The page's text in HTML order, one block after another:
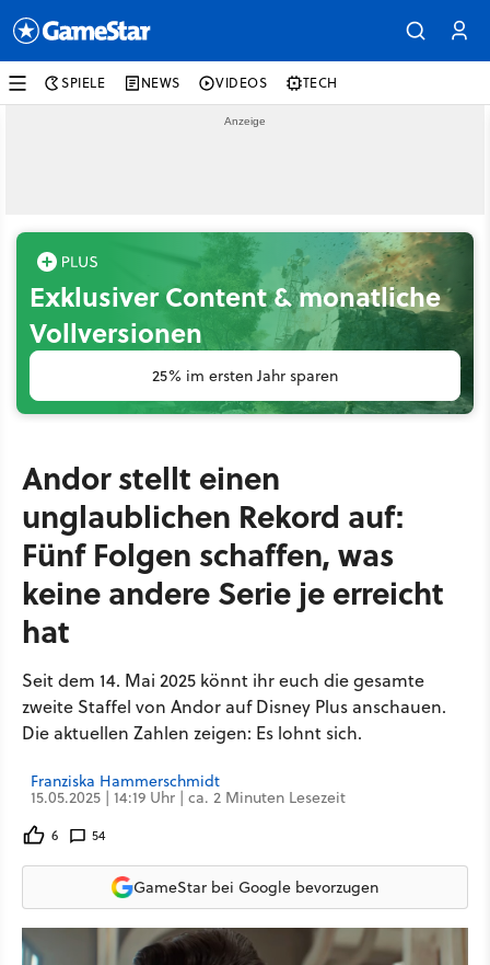
SPIELE NEWS VIDEOS TECH
Exklusiver Content & monatliche
Vollversionen
25% im ersten Jahr sparen
Andor stellt einen
unglaublichen Rekord auf:
Fünf Folgen schaffen, was
keine andere Serie je erreicht
hat
Seit dem 14. Mai 2025 könnt ihr euch die gesamte
zweite Staffel von Andor auf Disney Plus anschauen.
Die aktuellen Zahlen zeigen: Es lohnt sich.
Franziska Hammerschmidt
15.05.2025 | 14:19 Uhr | ca. 2 Minuten Lesezeit
6 54
GameStar bei Google bevorzugen